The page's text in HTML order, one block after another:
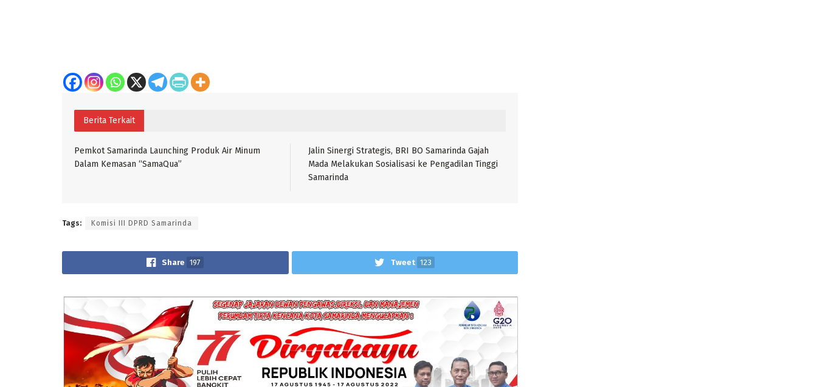
Berita Terkait
Pemkot Samarinda Launching Produk Air Minum
Dalam Kemasan “SamaQua”
Jalin Sinergi Strategis, BRI BO Samarinda Gajah
Mada Melakukan Sosialisasi ke Pengadilan Tinggi
Samarinda
Tags: Komisi III DPRD Samarinda
Share 197 Tweet 123